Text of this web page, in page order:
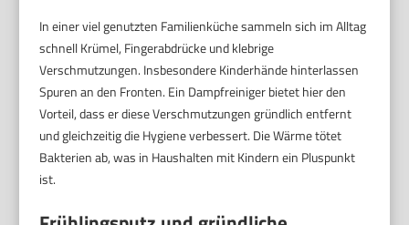
In einer viel genutzten Familienküche sammeln sich im Alltag
schnell Krümel, Fingerabdrücke und klebrige
Verschmutzungen. Insbesondere Kinderhände hinterlassen
Spuren an den Fronten. Ein Dampfreiniger bietet hier den
Vorteil, dass er diese Verschmutzungen gründlich entfernt
und gleichzeitig die Hygiene verbessert. Die Wärme tötet
Bakterien ab, was in Haushalten mit Kindern ein Pluspunkt
ist.